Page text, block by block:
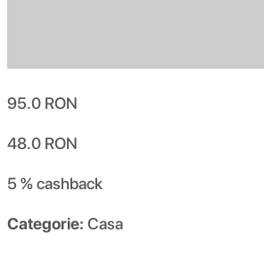
95.0 RON
48.0 RON
5 %cashback
Categorie: Casa